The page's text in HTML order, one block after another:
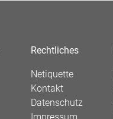
Rechtliches
Netiquette
Kontakt
Datenschutz